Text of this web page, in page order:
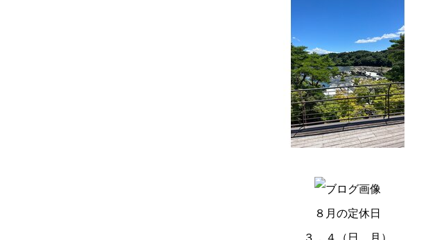
８月の定休日
３，４（日、月）